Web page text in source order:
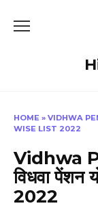
HOME » VIDHWA
WISE LIST 2022
Vidhwa
विधवा
2022